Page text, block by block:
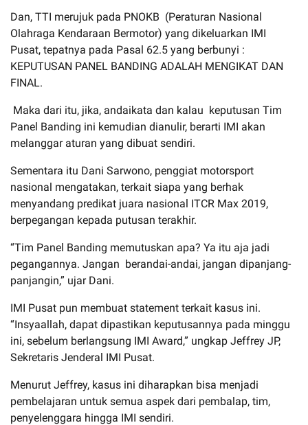
Dan, TTI merujuk pada PNOKB (Peraturan Nasional
Olahraga Kendaraan Bermotor) yang dikeluarkan IMI
Pusat, tepatnya pada Pasal 62.5 yang berbunyi :
KEPUTUSAN PANEL BANDING ADALAH MENGIKAT DAN
FINAL.
Maka dari itu, jika, andaikata dan kalau keputusan Tim
Panel Banding ini kemudian dianulir, berarti IMI akan
melanggar aturan yang dibuat sendiri.
Sementara itu Dani Sarwono, penggiat motorsport
nasional mengatakan, terkait siapa yang berhak
menyandang predikat juara nasional ITCR Max 2019,
berpegangan kepada putusan terakhir.
“Tim Panel Banding memutuskan apa? Ya itu aja jadi
pegangannya. Jangan berandai-andai, jangan dipanjang-
panjangin,” ujar Dani.
IMI Pusat pun membuat statement terkait kasus ini.
“Insyaallah, dapat dipastikan keputusannya pada minggu
ini, sebelum berlangsung IMI Award,” ungkap Jeffrey JP,
Sekretaris Jenderal IMI Pusat.
Menurut Jeffrey, kasus ini diharapkan bisa menjadi
pembelajaran untuk semua aspek dari pembalap, tim,
penyelenggara hingga IMI sendiri.